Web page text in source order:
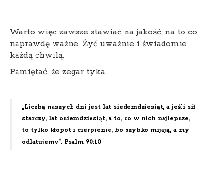
Warto więc zawsze stawiać na jakość, na to co
naprawdę ważne. Żyć uważnie i świadomie
każdą chwilą.
Pamiętać, że zegar tyka.
„Liczbą naszych dni jest lat siedemdziesiąt, a jeśli sił
starczy, lat osiemdziesiąt, a to, co w nich najlepsze,
to tylko kłopot i cierpienie, bo szybko mijają, a my
odlatujemy”. Psalm 90:10